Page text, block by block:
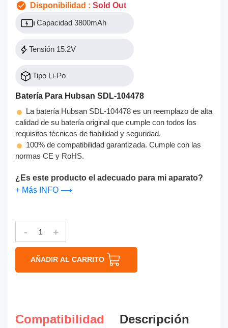
Disponibilidad : Sold Out
Capacidad 3800mAh
Tensión 15.2V
Tipo Li-Po
Batería Para Hubsan SDL-104478
La batería Hubsan SDL-104478 es un reemplazo de alta
calidad de su batería original que cumple con todos los
requisitos técnicos de fiabilidad y seguridad.
100% de compatibilidad garantizada. Cumple con las
normas CE y RoHS.
¿Es este producto el adecuado para mi aparato?
+ Más INFO ⟶
- +
AÑADIR AL CARRITO
Compatibilidad
Descripción